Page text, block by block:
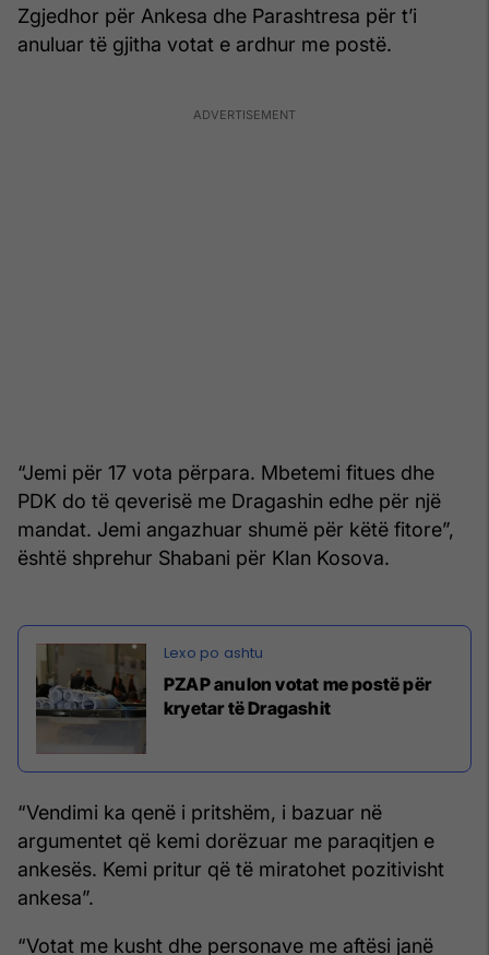
Zgjedhor për Ankesa dhe Parashtresa për t’i
anuluar të gjitha votat e ardhur me postë.
“Jemi për 17 vota përpara. Mbetemi fitues dhe
PDK do të qeverisë me Dragashin edhe për një
mandat. Jemi angazhuar shumë për këtë fitore”,
është shprehur Shabani për Klan Kosova.
PZAP anulon votat me postë për
kryetar të Dragashit
“Vendimi ka qenë i pritshëm, i bazuar në
argumentet që kemi dorëzuar me paraqitjen e
ankesës. Kemi pritur që të miratohet pozitivisht
ankesa”.
“Votat me kusht dhe personave me aftësi janë